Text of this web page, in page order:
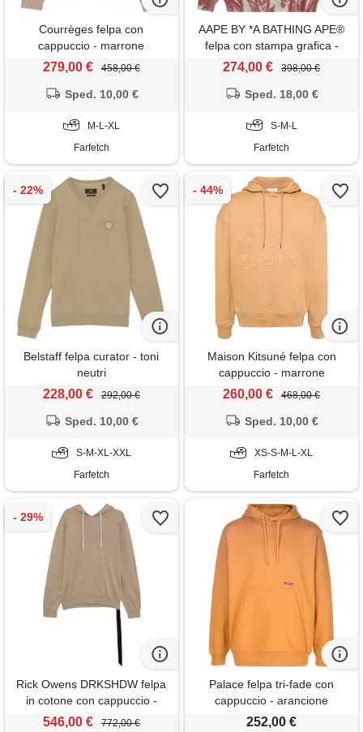
Courrèges felpa con
cappuccio - marrone
279,00 € 458,00 €
Sped. 10,00 €
M-L-XL
Farfetch
AAPE BY *A BATHING APE®
felpa con stampa grafica -
rosso
274,00 € 398,00 €
Sped. 18,00 €
S-M-L
Farfetch
Belstaff felpa curator - toni
neutri
228,00 € 292,00 €
Sped. 10,00 €
S-M-XL-XXL
Farfetch
Maison Kitsuné felpa con
cappuccio - marrone
260,00 € 468,00 €
Sped. 10,00 €
XS-S-M-L-XL
Farfetch
Rick Owens DRKSHDW felpa
in cotone con cappuccio -
marrone
546,00 € 772,00 €
Palace felpa tri-fade con
cappuccio - arancione
252,00 €